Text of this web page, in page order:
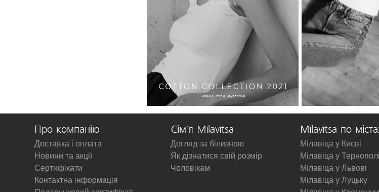
Про компанію
Доставка і оплата
Новини та акції
Сертифікати
Контактна інформація
Сім'я Milavitsa
Догляд за білизною
Як дізнатися свій розмір
Чоловікам
Milavitsa по
Мілавіца у Києві
Мілавіца у Тернополі
Мілавіца у Львові
Мілавіца у Луцьку